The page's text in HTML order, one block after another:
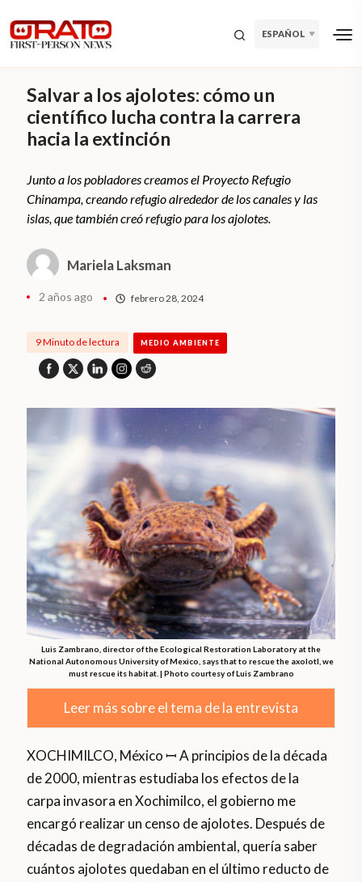
ESPAÑOL
Salvar a los ajolotes: cómo un
científico lucha contra la carrera
hacia la extinción
Junto a los pobladores creamos el Proyecto Refugio
Chinampa, creando refugio alrededor de los canales y las
islas, que también creó refugio para los ajolotes.
Mariela Laksman
2 años ago febrero 28, 2024
9 Minuto de lectura MEDIO AMBIENTE
Luis Zambrano, director of the Ecological Restoration Laboratory at the
National Autonomous University of Mexico, says that to rescue the axolotl, we
must rescue its habitat. | Photo courtesy of Luis Zambrano
Leer más sobre el tema de la entrevista
XOCHIMILCO, México ꟷ A principios de la década
de 2000, mientras estudiaba los efectos de la
carpa invasora en Xochimilco, el gobierno me
encargó realizar un censo de ajolotes. Después de
décadas de degradación ambiental, quería saber
cuántos ajolotes quedaban en el último reducto de